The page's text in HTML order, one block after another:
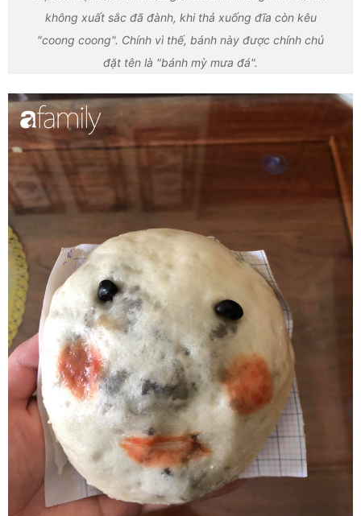
không xuất sắc đã đành, khi thả xuống đĩa còn kêu
"coong coong". Chính vì thế, bánh này được chính chủ
đặt tên là "bánh mỳ mưa đá".